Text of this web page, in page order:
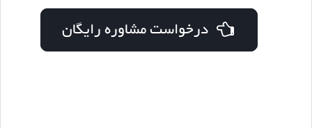
درخواست مشاوره رایگان